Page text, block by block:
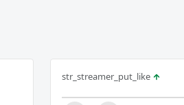
str_streamer_put_like